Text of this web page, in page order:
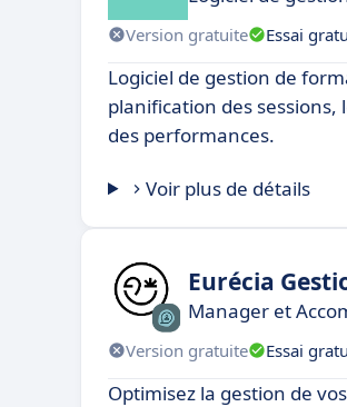
Version gratuite Essai
Logiciel de gestion de
planification des
des performances.
Voir plus de détails
Eurécia
Manager et
Version gratuite Essai
Optimisez la gestion de